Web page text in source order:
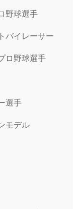
野球選手
バイレーサー
ロ野球選手
選手
モデル